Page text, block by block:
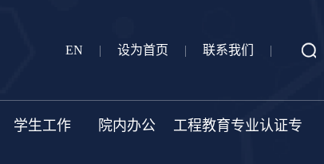
EN | 设为首页 | 联系我们 |
学生工作 院内办公 工程教育专业认证专